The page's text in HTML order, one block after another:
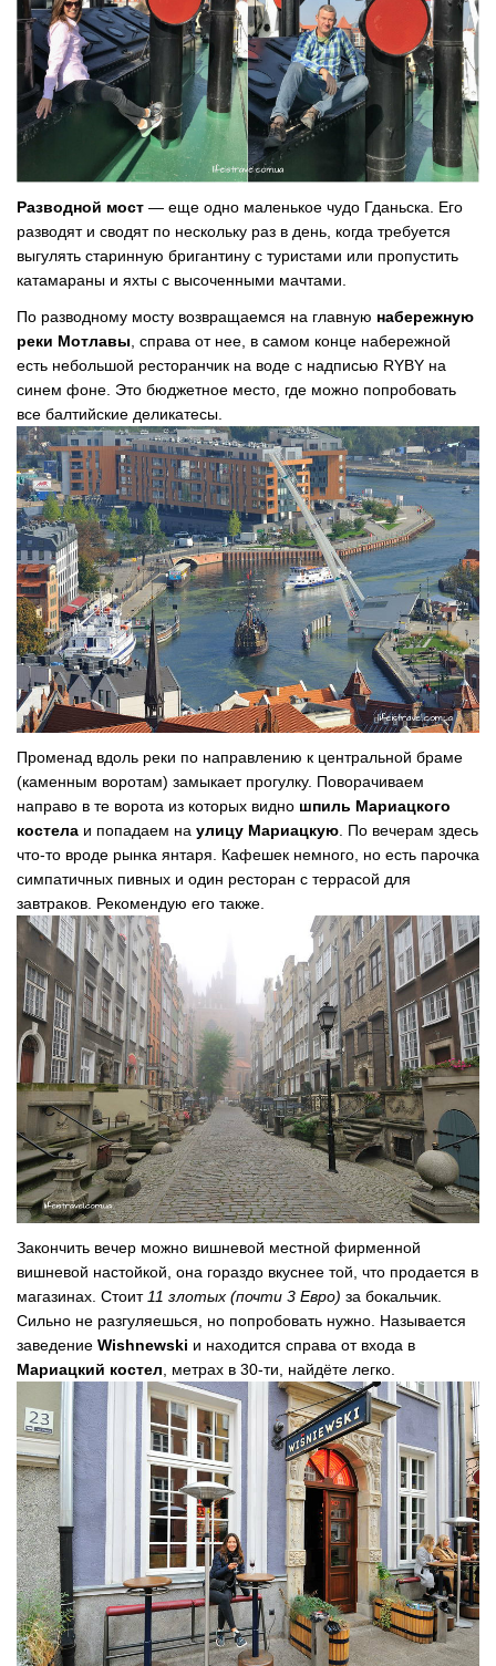
Разводной мост — еще одно маленькое чудо Гданьска. Его
разводят и сводят по нескольку раз в день, когда требуется
выгулять старинную бригантину с туристами или пропустить
катамараны и яхты с высоченными мачтами.
По разводному мосту возвращаемся на главную набережную
реки Мотлавы , справа от нее, в самом конце набережной
есть небольшой ресторанчик на воде с надписью RYBY на
синем фоне. Это бюджетное место, где можно попробовать
все балтийские деликатесы.
Променад вдоль реки по направлению к центральной браме
(каменным воротам) замыкает прогулку. Поворачиваем
направо в те ворота из которых видно шпиль Мариацкого
костела и попадаем на улицу Мариацкую . По вечерам здесь
что-то вроде рынка янтаря. Кафешек немного, но есть парочка
симпатичных пивных и один ресторан с террасой для
завтраков. Рекомендую его также.
Закончить вечер можно вишневой местной фирменной
вишневой настойкой, она гораздо вкуснее той, что продается в
магазинах. Стоит 11 злотых (почти 3 Евро) за бокальчик.
Сильно не разгуляешься, но попробовать нужно. Называется
заведение Wishnewski и находится справа от входа в
Мариацкий костел , метрах в 30-ти, найдёте легко.